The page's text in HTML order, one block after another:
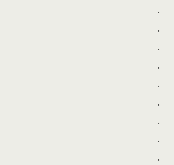
.
.
.
.
.
.
.
.
.